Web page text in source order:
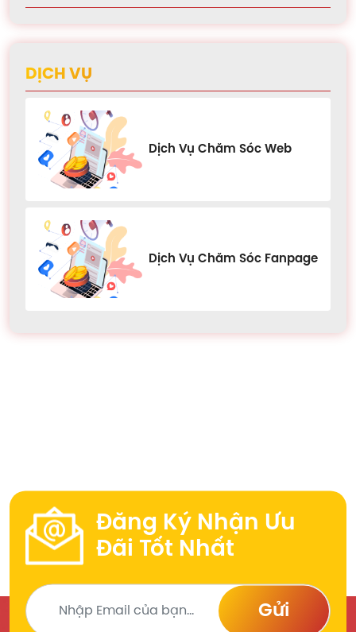
DỊCH VỤ
Dịch Vụ Chăm Sóc Web
Dịch Vụ Chăm Sóc Fanpage
Đăng Ký Nhận Ưu
Đãi Tốt Nhất
Gửi